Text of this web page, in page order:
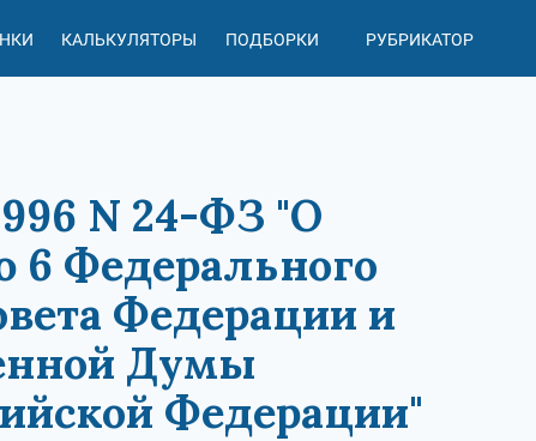
КАЛЬКУЛЯТОРЫ ПОДБОРКИ РУБРИКАТОР
N 24-ФЗ "О
6 Федерального
Федерации и
Думы
Федерации"